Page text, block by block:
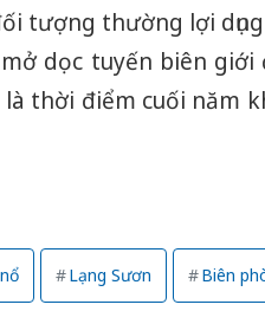
tượng thường lợi
dọc tuyến biên giới
thời điểm cuối năm
Lạng Sươn Biên